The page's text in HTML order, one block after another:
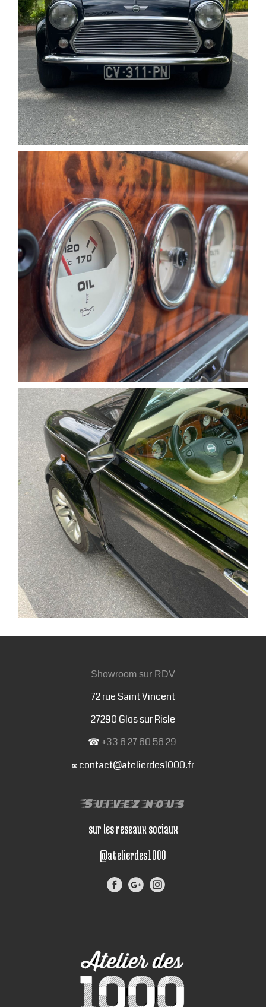
Showroom sur RDV
72 rue Saint Vincent
27290 Glos sur Risle
☎ +33 6 27 60 56 29
✉ contact@atelierdes1000.fr
Suivez nous
sur les reseaux sociaux
@atelierdes1000